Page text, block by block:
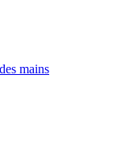
mains